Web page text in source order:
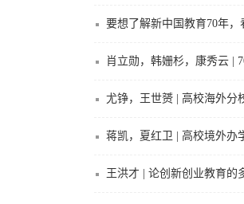
要想了解新中国教育70年
肖立勋，韩姗杉，康秀云 |
尤铮，王世赟 | 高校海外分
蒋凯，夏红卫 | 高校境外办
王洪才 | 论创新创业教育的